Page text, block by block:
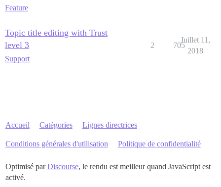
Feature
Topic title editing with Trust
level 3
Support
2 705
Juillet 11,
2018
Accueil Catégories Lignes directrices
Conditions générales d'utilisation Politique de confidentialité
Optimisé parDiscourse, le rendu est meilleur quand JavaScript est
activé.